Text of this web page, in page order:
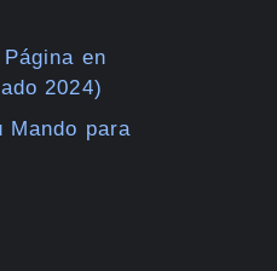
en
2024)
Mando para